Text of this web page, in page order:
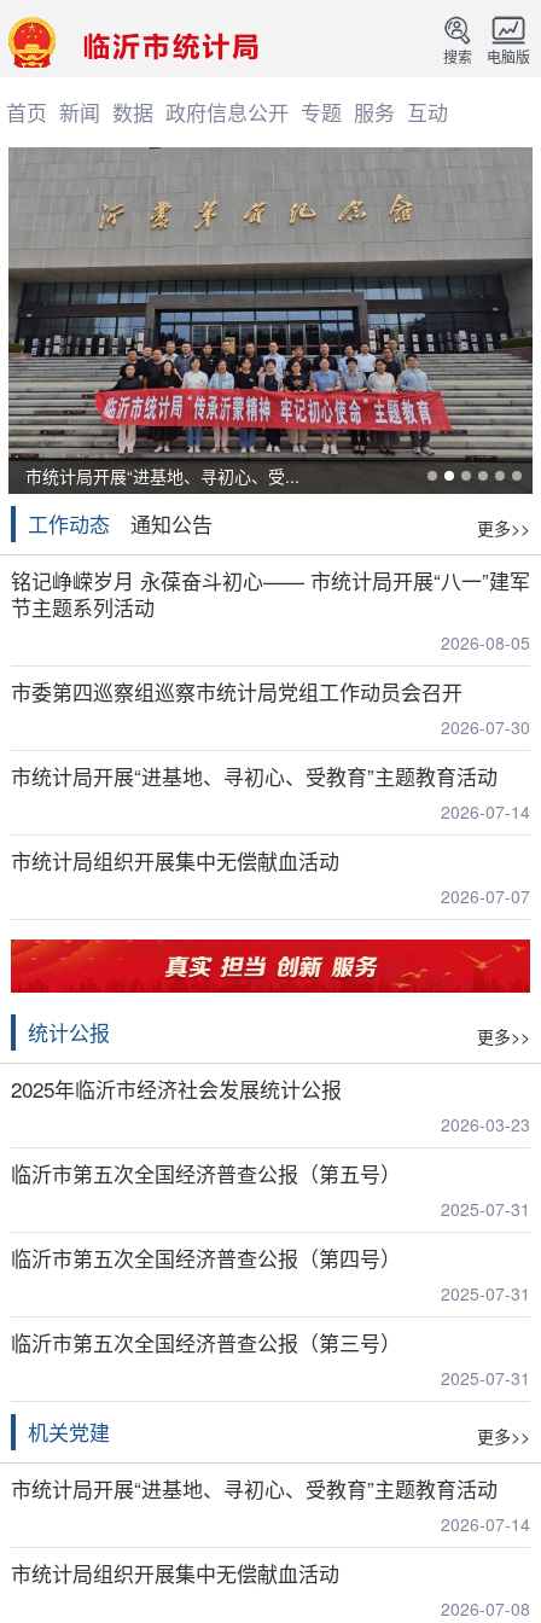
电脑版
搜索
首页 新闻 数据 政府信息公开 专题 服务 互动
市统计局开展“进基地、寻初心、受...
工作动态 通知公告 更多>>
铭记峥嵘岁月 永葆奋斗初心—— 市统计局开展“八一”建军
节主题系列活动
2026-08-05
市委第四巡察组巡察市统计局党组工作动员会召开
2026-07-30
市统计局开展“进基地、寻初心、受教育”主题教育活动
2026-07-14
市统计局组织开展集中无偿献血活动
2026-07-07
统计公报 更多>>
2025年临沂市经济社会发展统计公报
2026-03-23
临沂市第五次全国经济普查公报（第五号）
2025-07-31
临沂市第五次全国经济普查公报（第四号）
2025-07-31
临沂市第五次全国经济普查公报（第三号）
2025-07-31
机关党建 更多>>
市统计局开展“进基地、寻初心、受教育”主题教育活动
2026-07-14
市统计局组织开展集中无偿献血活动
2026-07-08